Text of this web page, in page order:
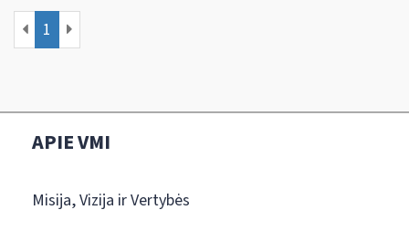
1
APIE VMI
Misija, Vizija ir Vertybės